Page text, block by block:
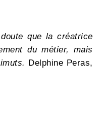
que la créatrice
du métier, mais
Delphine Peras,